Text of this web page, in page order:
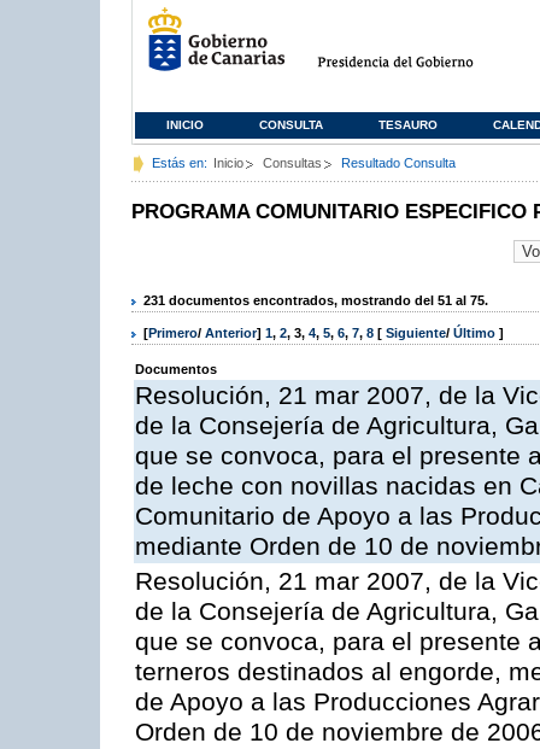
INICIO CONSULTA TESAURO
Estás en: Inicio Consultas Resultado Consulta
PROGRAMA COMUNITARIO ESPECIFICO
231 documentos encontrados, mostrando del 51 al 75.
[Primero/ Anterior] 1, 2, 3, 4, 5, 6, 7, 8 [ Siguiente/ Último ]
Documentos
Resolución, 21 mar 2007, de la
de la Consejería de Agricultura,
que se convoca, para el presente
de leche con novillas nacidas en
Comunitario de Apoyo a las
mediante Orden de 10 de
Resolución, 21 mar 2007, de la
de la Consejería de Agricultura,
que se convoca, para el presente
terneros destinados al engorde,
de Apoyo a las Producciones
Orden de 10 de noviembre de